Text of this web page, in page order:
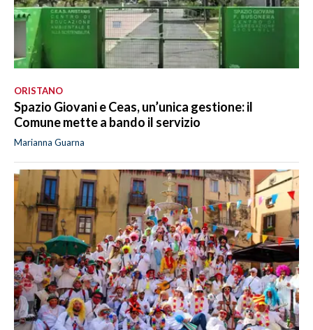
ORISTANO
Spazio Giovani e Ceas, un’unica gestione: il
Comune mette a bando il servizio
Marianna Guarna